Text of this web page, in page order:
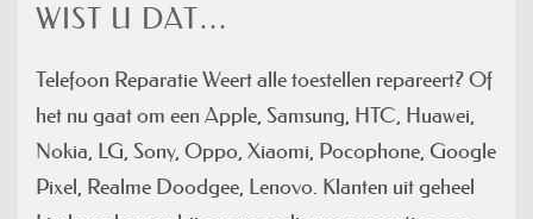
WIST U DAT…
Telefoon Reparatie Weert alle toestellen repareert? Of
het nu gaat om een Apple, Samsung, HTC, Huawei,
Nokia, LG, Sony, Oppo, Xiaomi, Pocophone, Google
Pixel, Realme Doodgee, Lenovo. Klanten uit geheel